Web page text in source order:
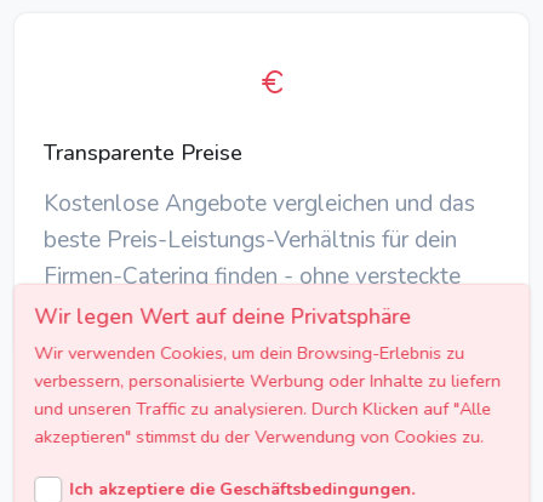
Transparente Preise
Kostenlose Angebote vergleichen und das
beste Preis-Leistungs-Verhältnis für dein
Firmen-Catering finden - ohne versteckte
Kosten.
Preisübersicht Firmenfeier-Catering
Wir legen Wert auf deine Privatsphäre
Wir verwenden Cookies, um dein Browsing-Erlebnis zu
verbessern, personalisierte Werbung oder Inhalte zu liefern
und unseren Traffic zu analysieren. Durch Klicken auf "Alle
akzeptieren" stimmst du der Verwendung von Cookies zu.
Ich akzeptiere die Geschäftsbedingungen.